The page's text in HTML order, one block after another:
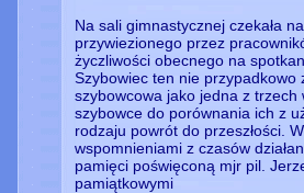
Na sali gimnastycznej czekała
przywiezionego przez
życzliwości obecnego na
Szybowiec ten nie przypadkowo
szybowcowa jako jedna z trzech
szybowce do porównania ich z
rodzaju powrót do przeszłości.
wspomnieniami z czasów
pamięci poświęconą mjr pil.
pamiątkowymi